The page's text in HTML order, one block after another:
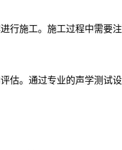
行施工。施工过程中需要
估。通过专业的声学测试